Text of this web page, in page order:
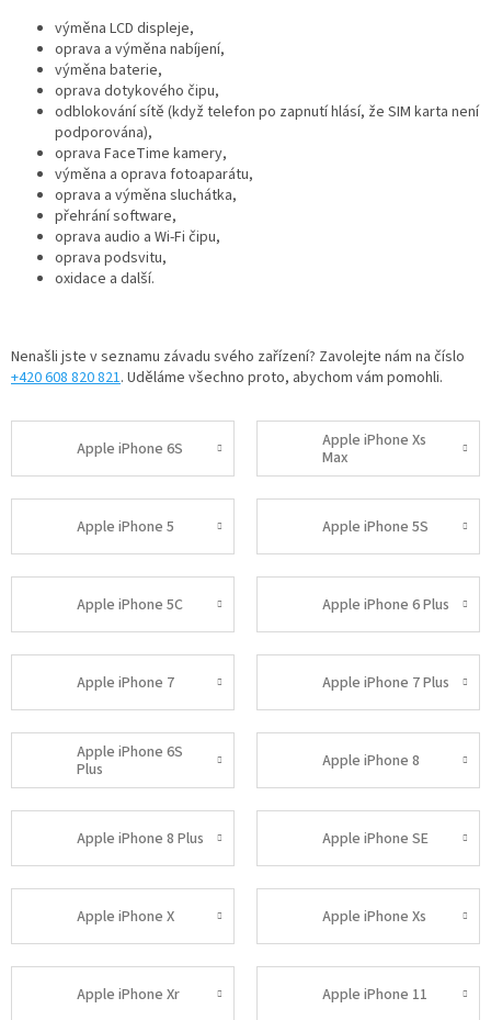
výměna LCD displeje,
oprava a výměna nabíjení,
výměna baterie,
oprava dotykového čipu,
odblokování sítě (když telefon po zapnutí hlásí, že SIM karta není
podporována),
oprava FaceTime kamery,
výměna a oprava fotoaparátu,
oprava a výměna sluchátka,
přehrání software,
oprava audio a Wi-Fi čipu,
oprava podsvitu,
oxidace a další.
Nenašli jste v seznamu závadu svého zařízení? Zavolejte nám na číslo
+420 608 820 821. Uděláme všechno proto, abychom vám pomohli.
Apple iPhone 6S
Apple iPhone Xs
Max
Apple iPhone 5 Apple iPhone 5S
Apple iPhone 5C Apple iPhone 6 Plus
Apple iPhone 7 Apple iPhone 7 Plus
Apple iPhone 6S
Plus
Apple iPhone 8
Apple iPhone 8 Plus Apple iPhone SE
Apple iPhone X Apple iPhone Xs
Apple iPhone Xr Apple iPhone 11